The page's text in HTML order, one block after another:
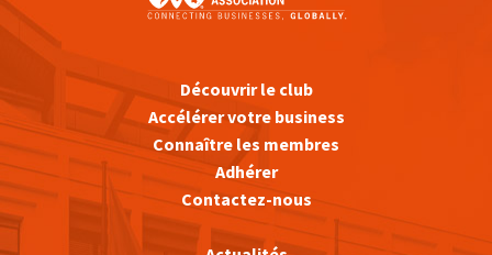
Découvrir le club
Accélérer votre business
Connaître les membres
Adhérer
Contactez-nous